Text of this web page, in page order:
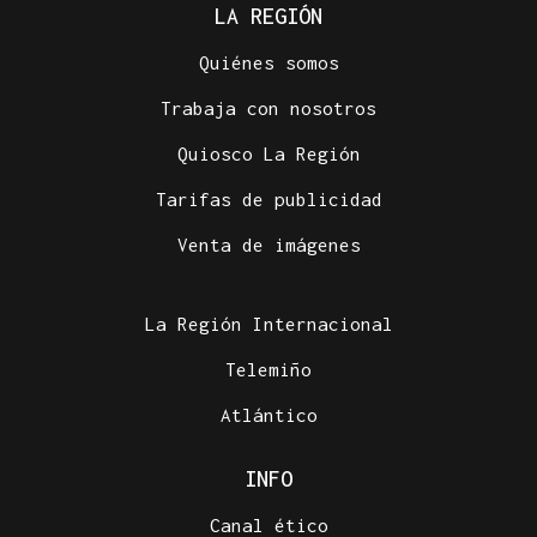
LA REGIÓN
Quiénes somos
Trabaja con nosotros
Quiosco La Región
Tarifas de publicidad
Venta de imágenes
La Región Internacional
Telemiño
Atlántico
INFO
Canal ético